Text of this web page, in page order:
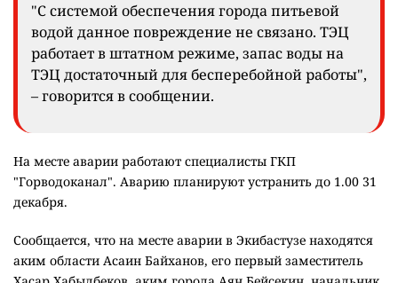
"С системой обеспечения города питьевой
водой данное повреждение не связано. ТЭЦ
работает в штатном режиме, запас воды на
ТЭЦ достаточный для бесперебойной работы",
– говорится в сообщении.
На месте аварии работают специалисты ГКП
"Горводоканал". Аварию планируют устранить до 1.00 31
декабря.
Сообщается, что на месте аварии в Экибастузе находятся
аким области Асаин Байханов, его первый заместитель